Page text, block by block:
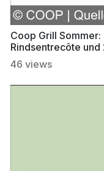
Coop Grill
Rindsentrecôte
46 views